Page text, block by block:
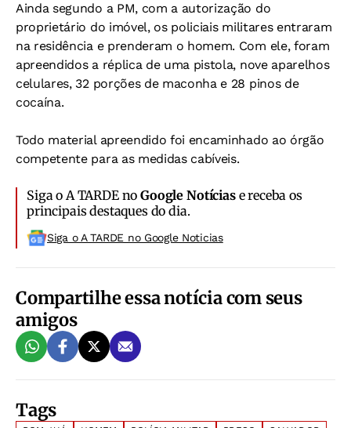
Ainda segundo a PM, com a autorização do
proprietário do imóvel, os policiais militares entraram
na residência e prenderam o homem. Com ele, foram
apreendidos a réplica de uma pistola, nove aparelhos
celulares, 32 porções de maconha e 28 pinos de
cocaína.
Todo material apreendido foi encaminhado ao órgão
competente para as medidas cabíveis.
Siga o A TARDE noGoogle Notíciase receba os
principais destaques do dia.
Siga o A TARDE no Google Noticias
Compartilhe essa notícia com seus
amigos
Tags